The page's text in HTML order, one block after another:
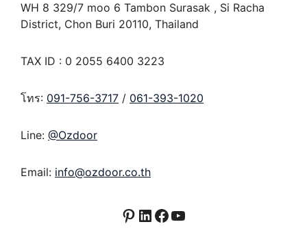
WH 8 329/7 moo 6 Tambon Surasak , Si Racha
District, Chon Buri 20110, Thailand
TAX ID : 0 2055 6400 3223
โทร: 091-756-3717 / 061-393-1020
Line: @Ozdoor
Email: info@ozdoor.co.th
Pinterest
LinkedIn
Facebook
YouTube